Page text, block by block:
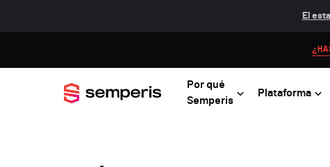
El
Por qué
Semperis
Plataforma